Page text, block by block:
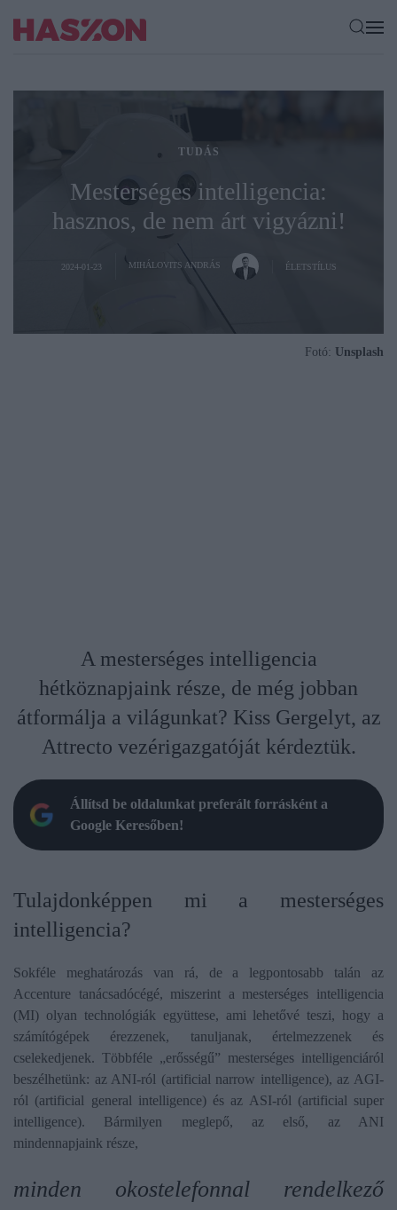
TUDÁS
Mesterséges intelligencia:
hasznos, de nem árt vigyázni!
2024-01-23 MIHÁLOVITS ANDRÁS ÉLETSTÍLUS
Fotó: Unsplash
A mesterséges intelligencia
hétköznapjaink része, de még jobban
átformálja a világunkat? Kiss Gergelyt, az
Attrecto vezérigazgatóját kérdeztük.
Állítsd be oldalunkat preferált forrásként a
Google Keresőben!
​Tulajdonképpen mi a mesterséges
intelligencia?
Sokféle meghatározás van rá, de a legpontosabb talán az
Accenture tanácsadócégé, miszerint a mesterséges intelligencia
(MI) olyan technológiák együttese, ami lehetővé teszi, hogy a
számítógépek érezzenek, tanuljanak, értelmezzenek és
cselekedjenek. Többféle „erősségű” mesterséges intelligenciáról
beszélhetünk: az ANI-ról (artificial narrow intelligence), az AGI-
ról (artificial general intelligence) és az ASI-ról (artificial super
intelligence). Bármilyen meglepő, az első, az ANI
mindennapjaink része,
minden okostelefonnal rendelkező